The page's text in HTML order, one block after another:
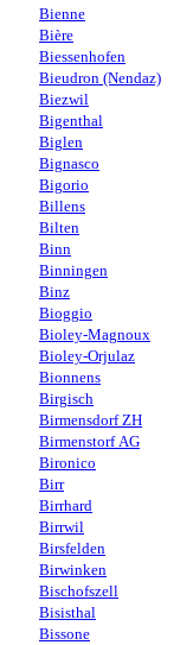
Bienne
Bière
Biessenhofen
Bieudron (Nendaz)
Biezwil
Bigenthal
Biglen
Bignasco
Bigorio
Billens
Bilten
Binn
Binningen
Binz
Bioggio
Bioley-Magnoux
Bioley-Orjulaz
Bionnens
Birgisch
Birmensdorf ZH
Birmenstorf AG
Bironico
Birr
Birrhard
Birrwil
Birsfelden
Birwinken
Bischofszell
Bisisthal
Bissone